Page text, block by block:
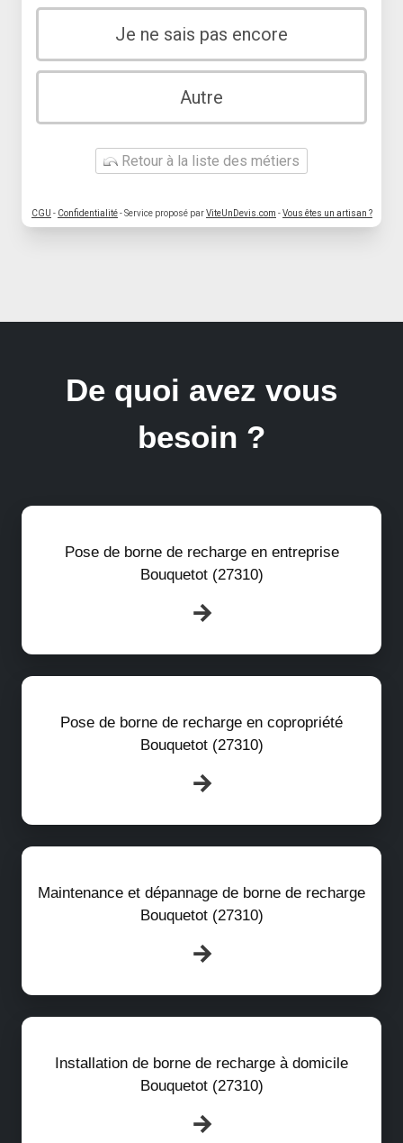
Je ne sais pas encore
Autre
Retour à la liste des métiers
CGU - Confidentialité- Service proposé parViteUnDevis.com -Vous êtes un artisan ?
De quoi avez vous
besoin ?
Pose de borne de recharge en entreprise
Bouquetot (27310)
Pose de borne de recharge en copropriété
Bouquetot (27310)
Maintenance et dépannage de borne de recharge
Bouquetot (27310)
Installation de borne de recharge à domicile
Bouquetot (27310)